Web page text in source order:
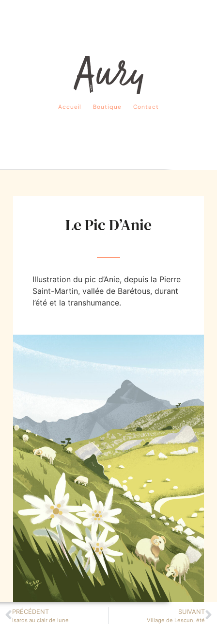
Accueil Boutique Contact
Le Pic D’Anie
Illustration du pic d’Anie, depuis la Pierre
Saint-Martin, vallée de Barétous, durant
l’été et la transhumance.
PRÉCÉDENT
Isards au clair de lune
SUIVANT
Village de Lescun, été